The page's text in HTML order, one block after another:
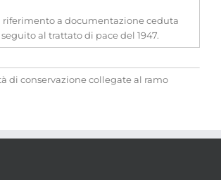
riferimento a documentazione ceduta
al trattato di pace del 1947.
di conservazione collegate al ramo